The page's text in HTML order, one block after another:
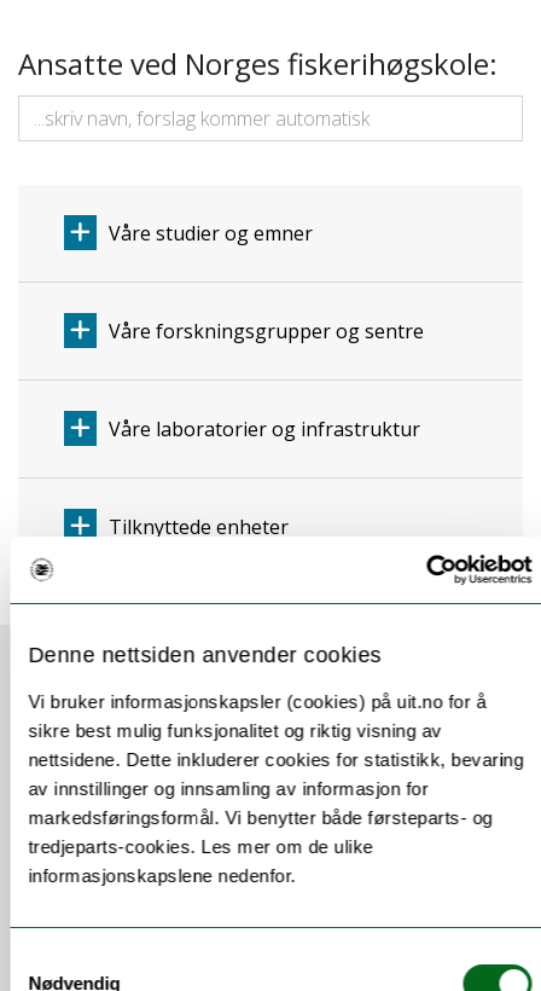
Denne nettsiden anvender cookies
Vi bruker informasjonskapsler (cookies) på uit.no for å
sikre best mulig funksjonalitet og riktig visning av
nettsidene. Dette inkluderer cookies for statistikk, bevaring
av innstillinger og innsamling av informasjon for
markedsføringsformål. Vi benytter både førsteparts- og
tredjeparts-cookies. Les mer om de ulike
informasjonskapslene nedenfor.
Nødvendig
Ansatte ved Norges fiskerihøgskole:
Våre studier og emner
Våre forskningsgrupper og sentre
Våre laboratorier og infrastruktur
Tilknyttede enheter
Siste nytt